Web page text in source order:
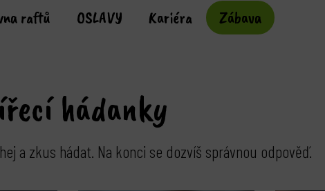
raftů OSLAVY Kariéra Zábava
hádanky
a zkus hádat. Na konci se dozvíš správnou odpověď.